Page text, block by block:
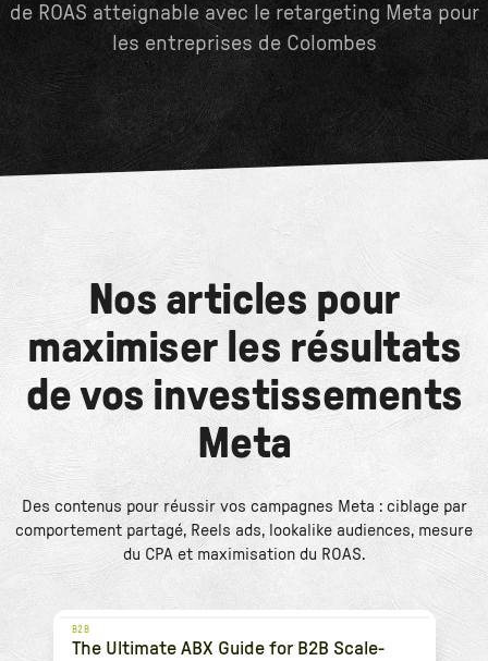
de ROAS atteignable avec le retargeting Meta pour
les entreprises de Colombes
Nos articles pour
maximiser les résultats
de vos investissements
Meta
Des contenus pour réussir vos campagnes Meta : ciblage par
comportement partagé, Reels ads, lookalike audiences, mesure
du CPA et maximisation du ROAS.
B2B
The Ultimate ABX Guide for B2B Scale-